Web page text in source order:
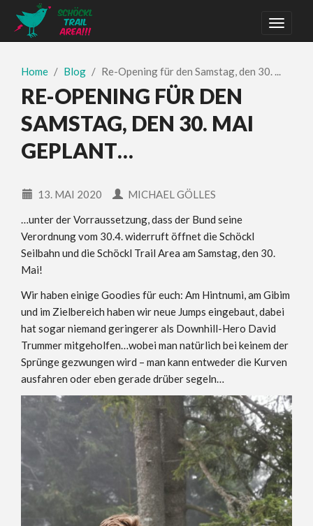
Home Blog Re-Opening für den Samstag, den 30. ...
RE-OPENING FÜR DEN
SAMSTAG, DEN 30. MAI
GEPLANT…
13. MAI 2020
MICHAEL GÖLLES
…unter der Vorraussetzung, dass der Bund seine
Verordnung vom 30.4. widerruft öffnet die Schöckl
Seilbahn und die Schöckl Trail Area am Samstag, den 30.
Mai!
Wir haben einige Goodies für euch: Am Hintnumi, am Gibim
und im Zielbereich haben wir neue Jumps eingebaut, dabei
hat sogar niemand geringerer als Downhill-Hero David
Trummer mitgeholfen…wobei man natürlich bei keinem der
Sprünge gezwungen wird – man kann entweder die Kurven
ausfahren oder eben gerade drüber segeln…